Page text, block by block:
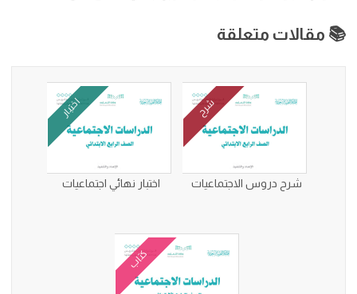
📚 مقالات متعلقة
شرح
شرح دروس الاجتماعيات
اختبار
اختبار نهائي اجتماعيات
كتاب